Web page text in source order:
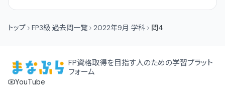
トップ FP3級 過去問一覧 2022年9月 学科 問4
FP資格取得を目指す人のための学習プラット
フォーム
YouTube